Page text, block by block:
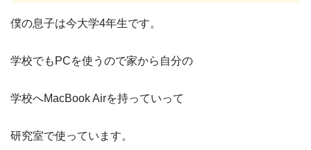
僕の息子は今大学4年生です。
学校でもPCを使うので家から自分の
学校へMacBook Airを持っていって
研究室で使っています。